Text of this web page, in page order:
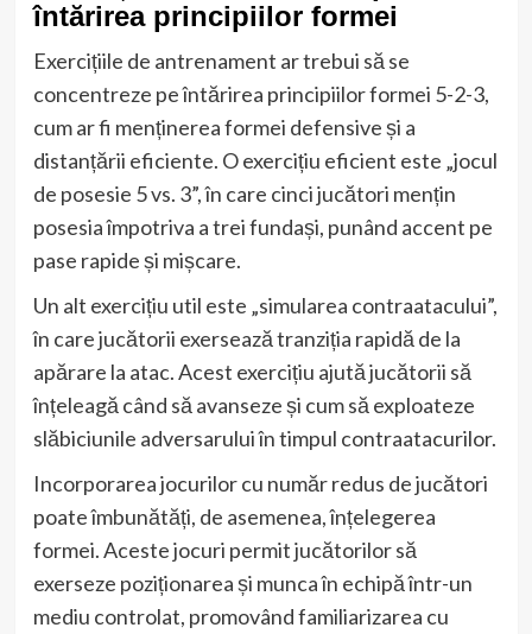
întărirea principiilor formei
Exercițiile de antrenament ar trebui să se
concentreze pe întărirea principiilor formei 5-2-3,
cum ar fi menținerea formei defensive și a
distanțării eficiente. O exercițiu eficient este „jocul
de posesie 5 vs. 3”, în care cinci jucători mențin
posesia împotriva a trei fundași, punând accent pe
pase rapide și mișcare.
Un alt exercițiu util este „simularea contraatacului”,
în care jucătorii exersează tranziția rapidă de la
apărare la atac. Acest exercițiu ajută jucătorii să
înțeleagă când să avanseze și cum să exploateze
slăbiciunile adversarului în timpul contraatacurilor.
Incorporarea jocurilor cu număr redus de jucători
poate îmbunătăți, de asemenea, înțelegerea
formei. Aceste jocuri permit jucătorilor să
exerseze poziționarea și munca în echipă într-un
mediu controlat, promovând familiarizarea cu